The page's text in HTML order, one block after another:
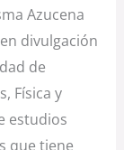
Azucena
divulgación
de
Física y
estudios
que tiene